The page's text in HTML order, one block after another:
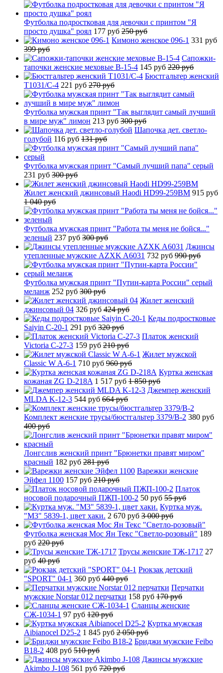
Футболка подростковая для девочки с принтом "Я
просто душка" роял 177 руб 250 руб
Кимоно женское 096-1 331 руб
399 руб
Сапожки-
тапочки женские меховые B-15-4 145 руб 220 руб
Бюстгальтер женский
T1031/C-4 221 руб 270 руб
Футболка мужская принт "Так выглядит самый лучший
в мире муж" лимон 213 руб 300 руб
Шапочка дет. светло-
голубой 116 руб 131 руб
Футболка мужская принт "Самый лучший папа" серый
231 руб 300 руб
Жилет женский джинсовый Haodi HD99-259BM 915 руб
1 040 руб
Футболка мужская принт "Работа ты меня не бойся..."
зеленый 237 руб 300 руб
Джинсы
утепленные мужские AZXK A6031 732 руб 990 руб
Футболка мужская принт "Путин-карта России" серый
меланж 252 руб 300 руб
Жилет женский
джинсовый 04 326 руб 424 руб
Кеды подростковые
Saiyin C-20-1 291 руб 320 руб
Платок женский
Victoria C-27-3 159 руб 210 руб
Жилет мужской
Classic W A-6-1 710 руб 960 руб
Куртка женская
кожаная ZG D-218A 1 517 руб 1 850 руб
Джемпер женский
MLDA K-12-3 544 руб 664 руб
Комплект женские трусы/бюстгальтер 3379/B-2 380 руб
400 руб
Лонгслив женский принт "Брюнетки правят миром"
красный 182 руб 281 руб
Варежки женские
Эйфел 1100 157 руб 210 руб
Платок
носовой подарочный ПЖП-100-2 50 руб 55 руб
Куртка муж.
"М3" 5839-1, цвет хаки. 2 670 руб 3 000 руб
Футболка женская Мос Ян Текс "Светло-розовый" 189
руб 220 руб
Трусы женские ТЖ-1717 27
руб 40 руб
Рюкзак детский
"SPORT" 04-1 360 руб 440 руб
Перчатки
мужские Norstar 012 перчатки 158 руб 170 руб
Сланцы женские
СЖ-1034-1 97 руб 120 руб
Куртка мужская
Aibianocel D25-2 1 845 руб 2 050 руб
Бриджи мужские Feibo
B18-2 408 руб 510 руб
Джинсы мужские
Akimbo J-108 561 руб 720 руб